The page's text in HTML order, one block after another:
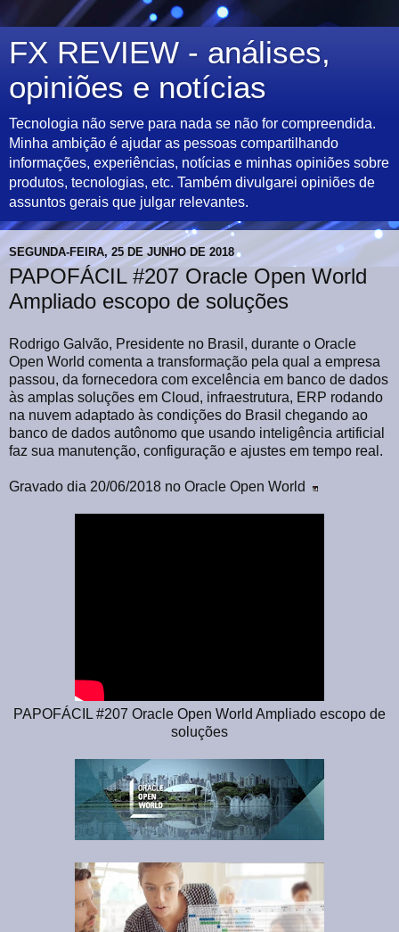
FX REVIEW - análises,
opiniões e notícias
Tecnologia não serve para nada se não for compreendida.
Minha ambição é ajudar as pessoas compartilhando
informações, experiências, notícias e minhas opiniões sobre
produtos, tecnologias, etc. Também divulgarei opiniões de
assuntos gerais que julgar relevantes.
SEGUNDA-FEIRA, 25 DE JUNHO DE 2018
PAPOFÁCIL #207 Oracle Open World
Ampliado escopo de soluções
Rodrigo Galvão, Presidente no Brasil, durante o Oracle
Open World comenta a transformação pela qual a empresa
passou, da fornecedora com excelência em banco de dados
às amplas soluções em Cloud, infraestrutura, ERP rodando
na nuvem adaptado às condições do Brasil chegando ao
banco de dados autônomo que usando inteligência artificial
faz sua manutenção, configuração e ajustes em tempo real.
Gravado dia 20/06/2018 no Oracle Open World
PAPOFÁCIL #207 Oracle Open World Ampliado escopo de
soluções